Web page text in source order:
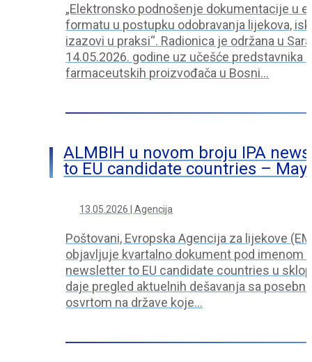
„Elektronsko podnošenje dokumentacije u
formatu u postupku odobravanja lijekova,
izazovi u praksi“. Radionica je održana u
14.05.2026. godine uz učešće predstavnika
farmaceutskih proizvođača u Bosni…
ALMBIH u novom broju IPA
to EU candidate countries – May
13.05.2026 | Agencija
Poštovani, Evropska Agencija za lijekove
objavljuje kvartalno dokument pod imenom
newsletter to EU candidate countries u
daje pregled aktuelnih dešavanja sa
osvrtom na države koje…